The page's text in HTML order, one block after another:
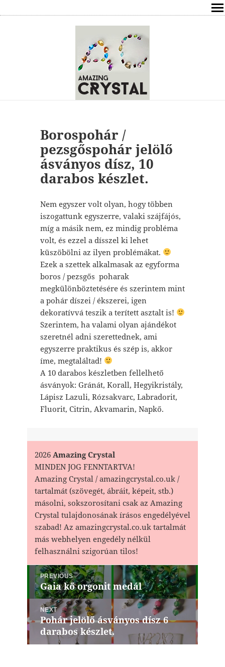
ÍRÁSOK
ÁSVÁNYOK HATÁSAI
ELÉRHETŐSÉG
ONLINE GYÓGYÍTÁS,TANÁCSADÁS
FREE
VÁSÁRLÁS / KOSÁR
Borospohár /
pezsgőspohár jelölő
ásványos dísz, 10
darabos készlet.
Nem egyszer volt olyan, hogy többen
iszogattunk egyszerre, valaki szájfájós,
míg a másik nem, ez mindig probléma
volt, és ezzel a dísszel ki lehet
küszöbölni az ilyen problémákat.
Ezek a szettek alkalmasak az egyforma
boros / pezsgős poharak
megkülönböztetésére és szerintem mint
a pohár díszei / ékszerei, igen
dekoratívvá teszik a terített asztalt is!
Szerintem, ha valami olyan ajándékot
szeretnél adni szerettednek, ami
egyszerre praktikus és szép is, akkor
íme, megtaláltad!
A 10 darabos készletben fellelhető
ásványok: Gránát, Korall, Hegyikristály,
Lápisz Lazuli, Rózsakvarc, Labradorit,
Fluorit, Citrin, Akvamarin, Napkő.
2026Amazing Crystal
MINDEN JOG FENNTARTVA!
Amazing Crystal / amazingcrystal.co.uk /
tartalmát (szövegét, ábráit, képeit, stb.)
másolni, sokszorosítani csak az Amazing
Crystal tulajdonosának írásos engedélyével
szabad! Az amazingcrystal.co.uk tartalmát
más webhelyen engedély nélkül
felhasználni szigorúan tilos!
Bejegyzés
navigáció
PREVIOUS
Previous
post:
Gaia kő orgonit medál
NEXT
Next
post:
Pohár jelölő ásványos dísz 6
darabos készlet.